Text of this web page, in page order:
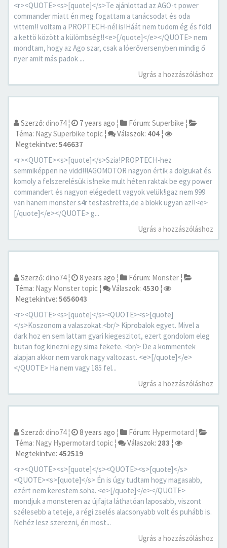
<r><QUOTE><s>[quote]</s>Te ajánlottad az AGO-t power
commander miatt én meg fogattam a tanácsodat és oda
vittem!! voltam a PROPTECH-nél is!Háát nem tudom ég és föld
a kettö között a külömbség!!<e>[/quote]</e></QUOTE> nem
mondtam, hogy az Ago szar, csak a lóerőversenyben mindig ő
nyer amit más padok ...
Ugrás a hozzászóláshoz
Szerző: dino74¦ 7 years ago ¦ Fórum: Superbike ¦
Téma: Nagy Superbike topic ¦ Válaszok: 404 ¦
Megtekintve: 546637
<r><QUOTE><s>[quote]</s>Szia!PROPTECH-hez
semmiképpen ne vidd!!!AGOMOTOR nagyon értik a dolgukat és
komoly a felszerelésük is!neke mult héten raktak be egy power
commandert és nagyon elégedett vagyok velük!igaz nem 999
van hanem monster s4r testastretta,de a blokk ugyan az!!<e>
[/quote]</e></QUOTE> g...
Ugrás a hozzászóláshoz
Szerző: dino74¦ 8 years ago ¦ Fórum: Monster ¦
Téma: Nagy Monster topic ¦ Válaszok: 4530 ¦
Megtekintve: 5656043
<r><QUOTE><s>[quote]</s><QUOTE><s>[quote]
</s>Koszonom a valaszokat.<br/> Kiprobalok egyet. Mivel a
dark hoz en sem lattam gyari kiegeszitot, ezert gondolom eleg
butan fog kinezni egy sima fekete. <br/> De a kommentek
alapjan akkor nem varok nagy valtozast. <e>[/quote]</e>
</QUOTE> Ha nem vagy 185 fel...
Ugrás a hozzászóláshoz
Szerző: dino74¦ 8 years ago ¦ Fórum: Hypermotard ¦
Téma: Nagy Hypermotard topic ¦ Válaszok: 283 ¦
Megtekintve: 452519
<r><QUOTE><s>[quote]</s><QUOTE><s>[quote]</s>
<QUOTE><s>[quote]</s> Én is úgy tudtam hogy magasabb,
ezért nem kerestem soha. <e>[/quote]</e></QUOTE>
mondjuk a monsteren az újfajta láthatóan laposabb, viszont
szélesebb a teteje, a régi zselés alacsonyabb volt és puhább is.
Nehéz lesz szerezni, én most...
Ugrás a hozzászóláshoz